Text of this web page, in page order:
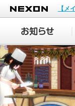
NEXON
【メ